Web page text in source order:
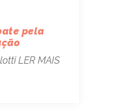
pela
LER MAIS